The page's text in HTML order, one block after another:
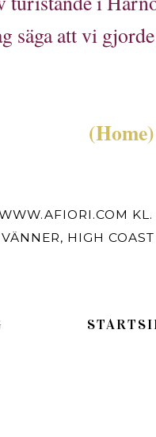
säga att vi
(Home)
KL.
, HIGH